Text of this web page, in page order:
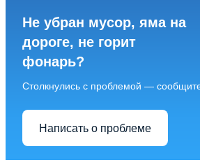
Не убран мусор, яма на
дороге, не горит
фонарь?
Столкнулись с проблемой —
Написать о проблеме